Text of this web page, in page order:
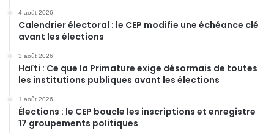
4 août 2026
Calendrier électoral : le CEP modifie une échéance clé
avant les élections
3 août 2026
Haïti : Ce que la Primature exige désormais de toutes
les institutions publiques avant les élections
1 août 2026
Élections : le CEP boucle les inscriptions et enregistre
17 groupements politiques